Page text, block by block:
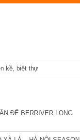
kề, biệt thự
ĐẾ BERRIVER LONG